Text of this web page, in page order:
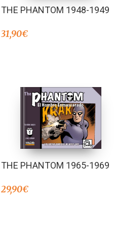
THE PHANTOM 1948-1949
31,90€
THE PHANTOM 1965-1969
29,90€